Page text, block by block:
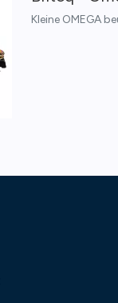
Kleine OMEGA